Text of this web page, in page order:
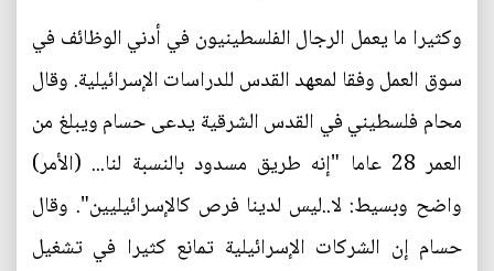
وكثيرا ما يعمل الرجال الفلسطينيون في أدني الوظائف في
سوق العمل وفقا لمعهد القدس للدراسات الإسرائيلية. وقال
محام فلسطيني في القدس الشرقية يدعى حسام ويبلغ من
العمر 28 عاما "إنه طريق مسدود بالنسبة لنا... (الأمر)
واضح وبسيط: لا..ليس لدينا فرص كالإسرائيليين". وقال
حسام إن الشركات الإسرائيلية تمانع كثيرا في تشغيل